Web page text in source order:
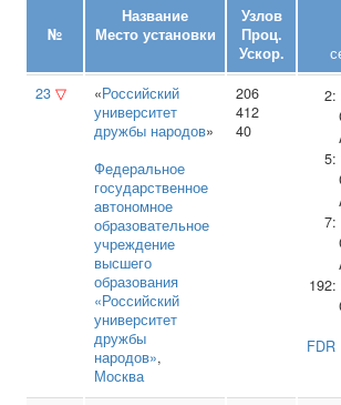
№
Название
Место установки
Узлов
Проц.
Ускор.
23 ▽ «Российский
университет
дружбы народов»
Федеральное
государственное
автономное
образовательное
учреждение
высшего
образования
«Российский
университет
дружбы
народов»,
Москва
206
412
40
2:
5:
7:
192:
FDR